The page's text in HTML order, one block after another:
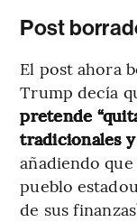
Post
El post ahora
Trump decía
pretende
tradicionales y
añadiendo
pueblo
de sus